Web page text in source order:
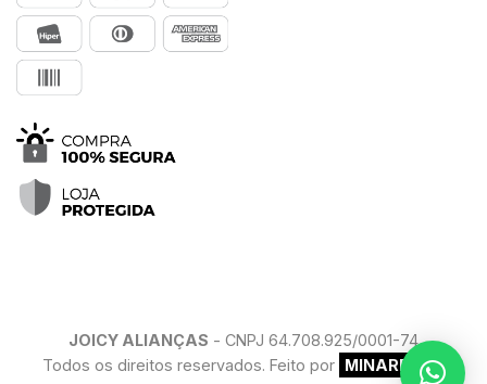
JOICY ALIANÇAS - CNPJ 64.708.925/0001-74
Todos os direitos reservados. Feito por MINARELLO